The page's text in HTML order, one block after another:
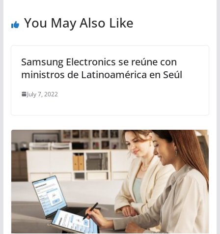
You May Also Like
Samsung Electronics se reúne con
ministros de Latinoamérica en Seúl
July 7, 2022